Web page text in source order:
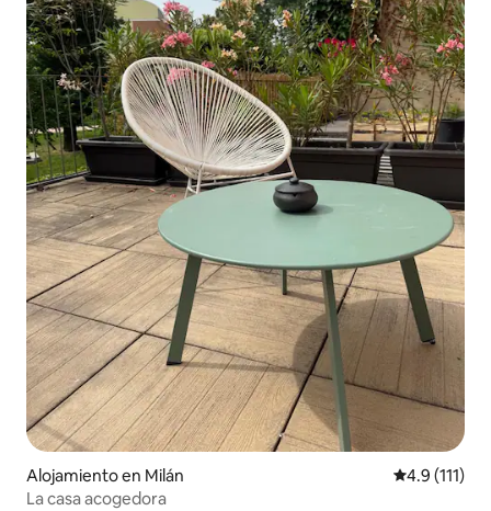
Alojamiento en Milán Calificación
4.9 (111)
La casa acogedora